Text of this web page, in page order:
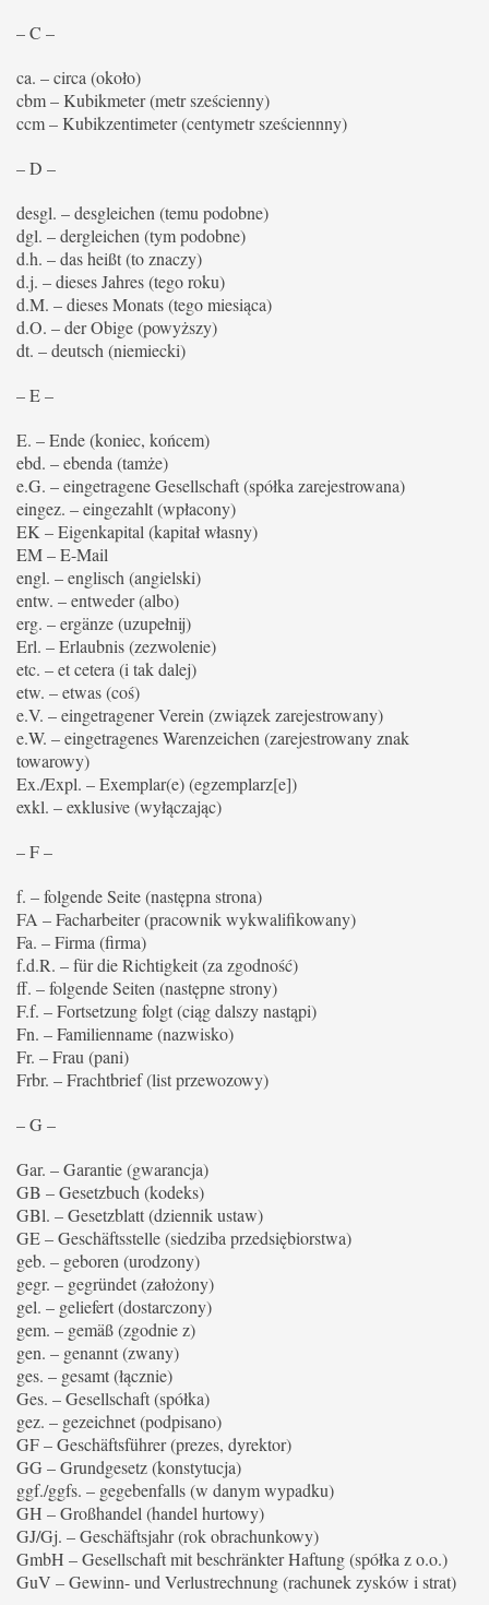
– C –
ca. – circa (około)
cbm – Kubikmeter (metr sześcienny)
ccm – Kubikzentimeter (centymetr sześciennny)
– D –
desgl. – desgleichen (temu podobne)
dgl. – dergleichen (tym podobne)
d.h. – das heißt (to znaczy)
d.j. – dieses Jahres (tego roku)
d.M. – dieses Monats (tego miesiąca)
d.O. – der Obige (powyższy)
dt. – deutsch (niemiecki)
– E –
E. – Ende (koniec, końcem)
ebd. – ebenda (tamże)
e.G. – eingetragene Gesellschaft (spółka zarejestrowana)
eingez. – eingezahlt (wpłacony)
EK – Eigenkapital (kapitał własny)
EM – E-Mail
engl. – englisch (angielski)
entw. – entweder (albo)
erg. – ergänze (uzupełnij)
Erl. – Erlaubnis (zezwolenie)
etc. – et cetera (i tak dalej)
etw. – etwas (coś)
e.V. – eingetragener Verein (związek zarejestrowany)
e.W. – eingetragenes Warenzeichen (zarejestrowany znak
towarowy)
Ex./Expl. – Exemplar(e) (egzemplarz[e])
exkl. – exklusive (wyłączając)
– F –
f. – folgende Seite (następna strona)
FA – Facharbeiter (pracownik wykwalifikowany)
Fa. – Firma (firma)
f.d.R. – für die Richtigkeit (za zgodność)
ff. – folgende Seiten (następne strony)
F.f. – Fortsetzung folgt (ciąg dalszy nastąpi)
Fn. – Familienname (nazwisko)
Fr. – Frau (pani)
Frbr. – Frachtbrief (list przewozowy)
– G –
Gar. – Garantie (gwarancja)
GB – Gesetzbuch (kodeks)
GBl. – Gesetzblatt (dziennik ustaw)
GE – Geschäftsstelle (siedziba przedsiębiorstwa)
geb. – geboren (urodzony)
gegr. – gegründet (założony)
gel. – geliefert (dostarczony)
gem. – gemäß (zgodnie z)
gen. – genannt (zwany)
ges. – gesamt (łącznie)
Ges. – Gesellschaft (spółka)
gez. – gezeichnet (podpisano)
GF – Geschäftsführer (prezes, dyrektor)
GG – Grundgesetz (konstytucja)
ggf./ggfs. – gegebenfalls (w danym wypadku)
GH – Großhandel (handel hurtowy)
GJ/Gj. – Geschäftsjahr (rok obrachunkowy)
GmbH – Gesellschaft mit beschränkter Haftung (spółka z o.o.)
GuV – Gewinn- und Verlustrechnung (rachunek zysków i strat)